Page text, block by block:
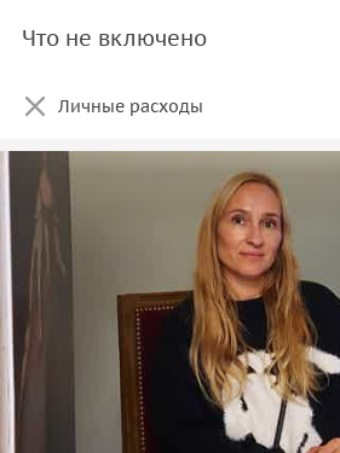
Что не включено
Личные расходы